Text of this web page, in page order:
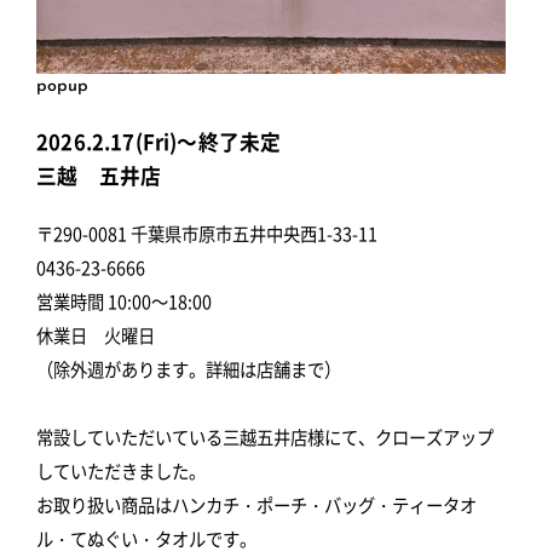
popup
2026.2.17(Fri)～終了未定
三越 五井店
〒290-0081 千葉県市原市五井中央西1-33-11
0436-23-6666
営業時間 10:00～18:00
休業日 火曜日
（除外週があります。詳細は店舗まで）
常設していただいている三越五井店様にて、クローズアップ
していただきました。
お取り扱い商品はハンカチ・ポーチ・バッグ・ティータオ
ル・てぬぐい・タオルです。